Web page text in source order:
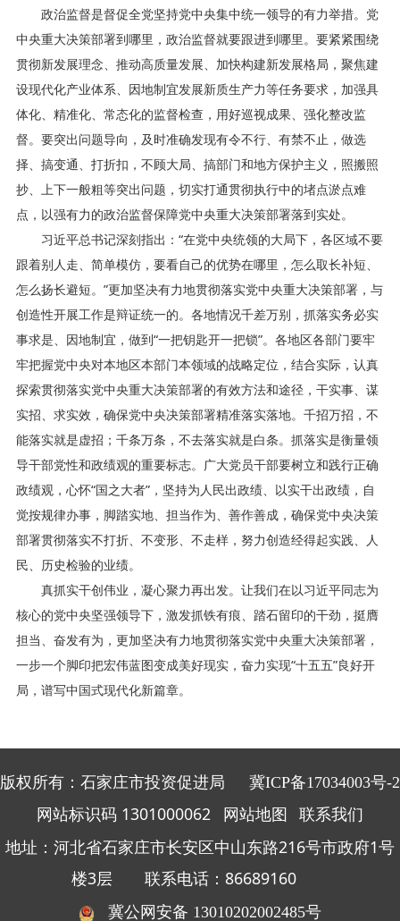
政治监督是督促全党坚持党中央集中统一领导的有力举措。党
中央重大决策部署到哪里，政治监督就要跟进到哪里。要紧紧围绕
贯彻新发展理念、推动高质量发展、加快构建新发展格局，聚焦建
设现代化产业体系、因地制宜发展新质生产力等任务要求，加强具
体化、精准化、常态化的监督检查，用好巡视成果、强化整改监
督。要突出问题导向，及时准确发现有令不行、有禁不止，做选
择、搞变通、打折扣，不顾大局、搞部门和地方保护主义，照搬照
抄、上下一般粗等突出问题，切实打通贯彻执行中的堵点淤点难
点，以强有力的政治监督保障党中央重大决策部署落到实处。
习近平总书记深刻指出：“在党中央统领的大局下，各区域不要
跟着别人走、简单模仿，要看自己的优势在哪里，怎么取长补短、
怎么扬长避短。”更加坚决有力地贯彻落实党中央重大决策部署，与
创造性开展工作是辩证统一的。各地情况千差万别，抓落实务必实
事求是、因地制宜，做到“一把钥匙开一把锁”。各地区各部门要牢
牢把握党中央对本地区本部门本领域的战略定位，结合实际，认真
探索贯彻落实党中央重大决策部署的有效方法和途径，干实事、谋
实招、求实效，确保党中央决策部署精准落实落地。千招万招，不
能落实就是虚招；千条万条，不去落实就是白条。抓落实是衡量领
导干部党性和政绩观的重要标志。广大党员干部要树立和践行正确
政绩观，心怀“国之大者”，坚持为人民出政绩、以实干出政绩，自
觉按规律办事，脚踏实地、担当作为、善作善成，确保党中央决策
部署贯彻落实不打折、不变形、不走样，努力创造经得起实践、人
民、历史检验的业绩。
真抓实干创伟业，凝心聚力再出发。让我们在以习近平同志为
核心的党中央坚强领导下，激发抓铁有痕、踏石留印的干劲，挺膺
担当、奋发有为，更加坚决有力地贯彻落实党中央重大决策部署，
一步一个脚印把宏伟蓝图变成美好现实，奋力实现“十五五”良好开
局，谱写中国式现代化新篇章。
版权所有：石家庄市投资促进局 冀ICP备17034003号-2
网站标识码 1301000062 网站地图 联系我们
地址：河北省石家庄市长安区中山东路216号市政府1号
楼3层 联系电话：86689160
冀公网安备 13010202002485号